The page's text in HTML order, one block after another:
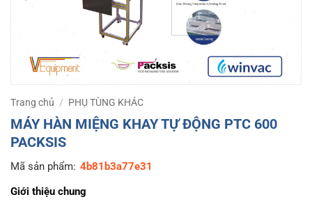
Trang chủ / PHỤ TÙNG KHÁC
MÁY HÀN MIỆNG KHAY TỰ ĐỘNG PTC 600
PACKSIS
Mã sản phẩm: 4b81b3a77e31
Giới thiệu chung